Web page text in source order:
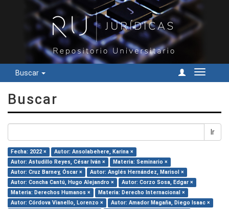
Buscar
Cambiar
Buscar
Ir
Fecha: 2022 ×
Autor: Ansolabehere, Karina ×
Autor: Astudillo Reyes, César Iván ×
Materia: Seminario ×
Autor: Cruz Barney, Óscar ×
Autor: Anglés Hernández, Marisol ×
Autor: Concha Cantú, Hugo Alejandro ×
Autor: Corzo Sosa, Edgar ×
Materia: Derechos Humanos ×
Materia: Derecho Internacional ×
Autor: Córdova Vianello, Lorenzo ×
Autor: Amador Magaña, Diego Isaac ×